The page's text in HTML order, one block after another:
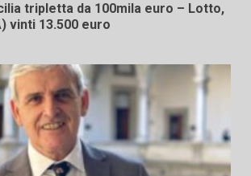
tripletta da 100mila euro – Lotto,
vinti 13.500 euro